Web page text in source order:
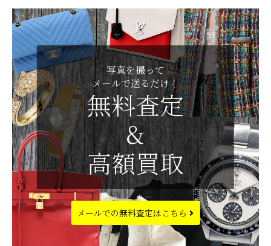
写真を撮って
メールで送るだけ！
無料査定
&
高額買取
メールでの無料査定はこちら